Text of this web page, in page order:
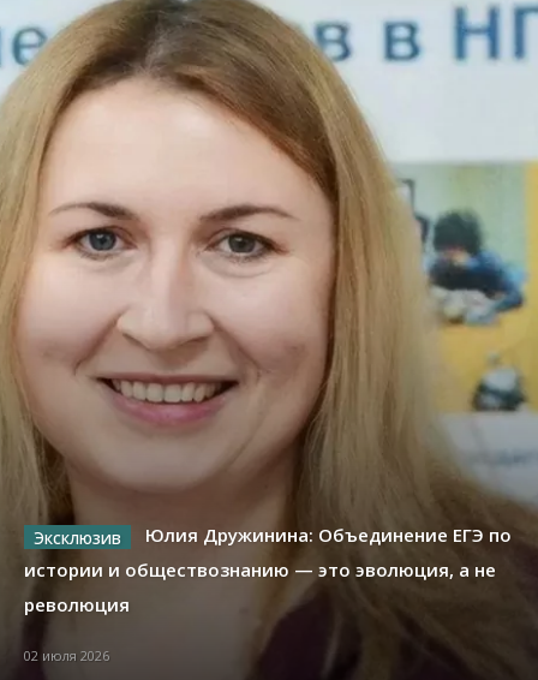
Юлия Дружинина: Объединение ЕГЭ по
истории и обществознанию — это эволюция, а не
революция
02 июля 2026